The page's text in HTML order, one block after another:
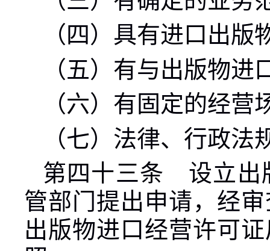
（四）具有进口出版
（五）有与出版物
（六）有固定的经营
（七）法律、行政
第四十三条 设立出
管部门提出申请，经
出版物进口经营许可